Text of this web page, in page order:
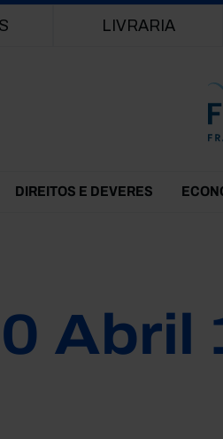
LIVRARIA
DIREITOS E DEVERES
Abril